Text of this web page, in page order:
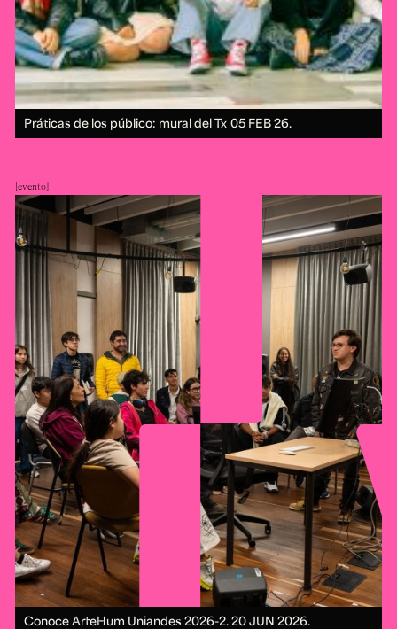
Práticas de los público: mural del Tx 05 FEB 26.
evento
Conoce ArteHum Uniandes 2026-2.20 JUN 2026.